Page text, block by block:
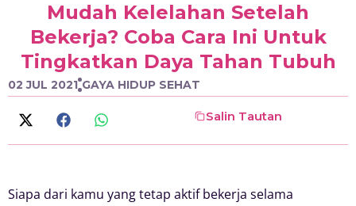
Mudah Kelelahan Setelah
Bekerja? Coba Cara Ini Untuk
Tingkatkan Daya Tahan Tubuh
02 JUL 2021 GAYA HIDUP SEHAT
Salin Tautan
Siapa dari kamu yang tetap aktif bekerja selama